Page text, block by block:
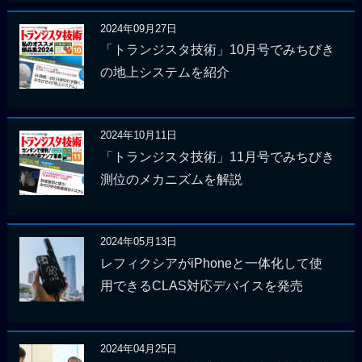
2024年09月27日
「トランジスタ技術」10月号でみちびき
の地上システムを紹介
2024年10月11日
「トランジスタ技術」11月号でみちびき
測位のメカニズムを解説
2024年05月13日
レフィクシアがiPhoneと一体化して使
用できるCLAS対応デバイスを発売
2024年04月25日